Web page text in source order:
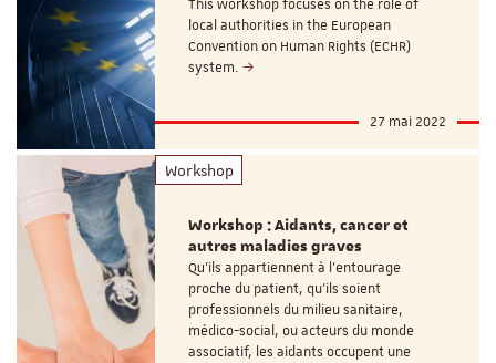
This workshop focuses on the role of
local authorities in the European
Convention on Human Rights (ECHR)
system.
27 mai 2022
Workshop
Workshop : Aidants, cancer et
autres maladies graves
Qu’ils appartiennent à l’entourage
proche du patient, qu’ils soient
professionnels du milieu sanitaire,
médico-social, ou acteurs du monde
associatif, les aidants occupent une